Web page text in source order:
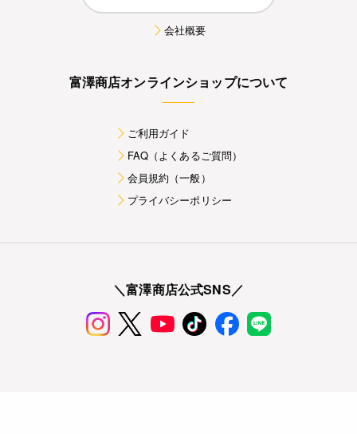
会社概要
富澤商店オンラインショップについて
ご利用ガイド
FAQ（よくあるご質問）
会員規約（一般）
プライバシーポリシー
＼富澤商店公式SNS／